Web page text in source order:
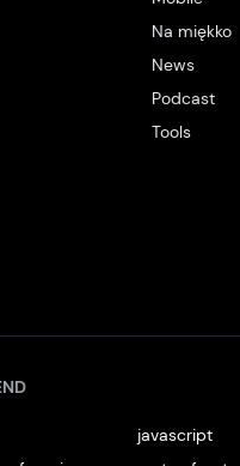
Na miękko
News
Podcast
Tools
javascript